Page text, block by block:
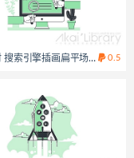
搜索引擎插画扁平场景 0.5